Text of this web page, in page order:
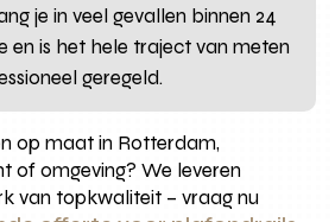
je in veel gevallen binnen 24
en is het hele traject van meten
geregeld.
op maat in Rotterdam,
of omgeving? We leveren
van topkwaliteit – vraag nu